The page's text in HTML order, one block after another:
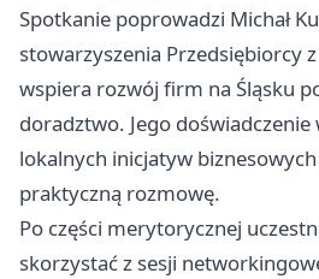
Spotkanie poprowadzi Michał
stowarzyszenia Przedsiębiorcy
wspiera rozwój firm na Śląsku
doradztwo. Jego
lokalnych inicjatyw
praktyczną rozmowę.
Po części merytorycznej
skorzystać z sesji